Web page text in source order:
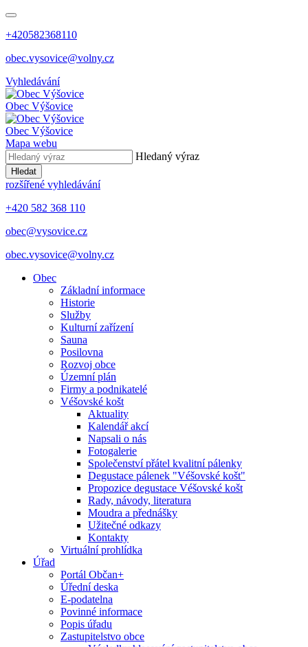
+420582368110
obec.vysovice@volny.cz
Vyhledávání
Obec Výšovice
Obec Výšovice
Mapa webu
Hledaný výraz
Hledat
rozšířené vyhledávání
+420 582 368 110
obec@vysovice.cz
obec.vysovice@volny.cz
Obec
Základní informace
Historie
Služby
Kulturní zařízení
Sauna
Posilovna
Rozvoj obce
Územní plán
Firmy a podnikatelé
Véšovské košt
Aktuality
Kalendář akcí
Napsali o nás
Fotogalerie
Společenství přátel kvalitní pálenky
Degustace pálenek "Véšovské košt"
Propozice degustace Véšovské košt
Rady, návody, literatura
Moudra a přednášky
Užitečné odkazy
Kontakty
Virtuální prohlídka
Úřad
Portál Občan+
Úřední deska
E-podatelna
Povinné informace
Popis úřadu
Zastupitelstvo obce